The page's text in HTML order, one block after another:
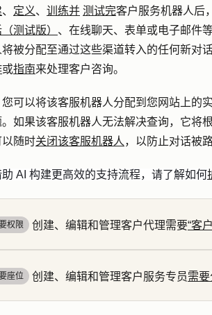
、 定义、 训练并 测试完客户服务机器人后，
测试版） 、在线聊天、表单或电子邮件
被分配至通过这些渠道转入的任何新对
或指南来处理客户咨询。
可以将该客服机器人分配到您网站上的
。如果该客服机器人无法解决查询，它将
随时关闭该客服机器人 ，以防止对话被
AI 构建更高效的支持流程，请了解如何
权限 创建、编辑和管理客户代理需要“客
座位 创建、编辑和管理客户服务专员需